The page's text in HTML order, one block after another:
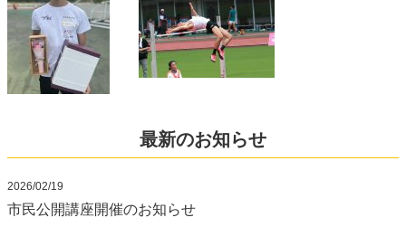
最新のお知らせ
2026/02/19
市民公開講座開催のお知らせ